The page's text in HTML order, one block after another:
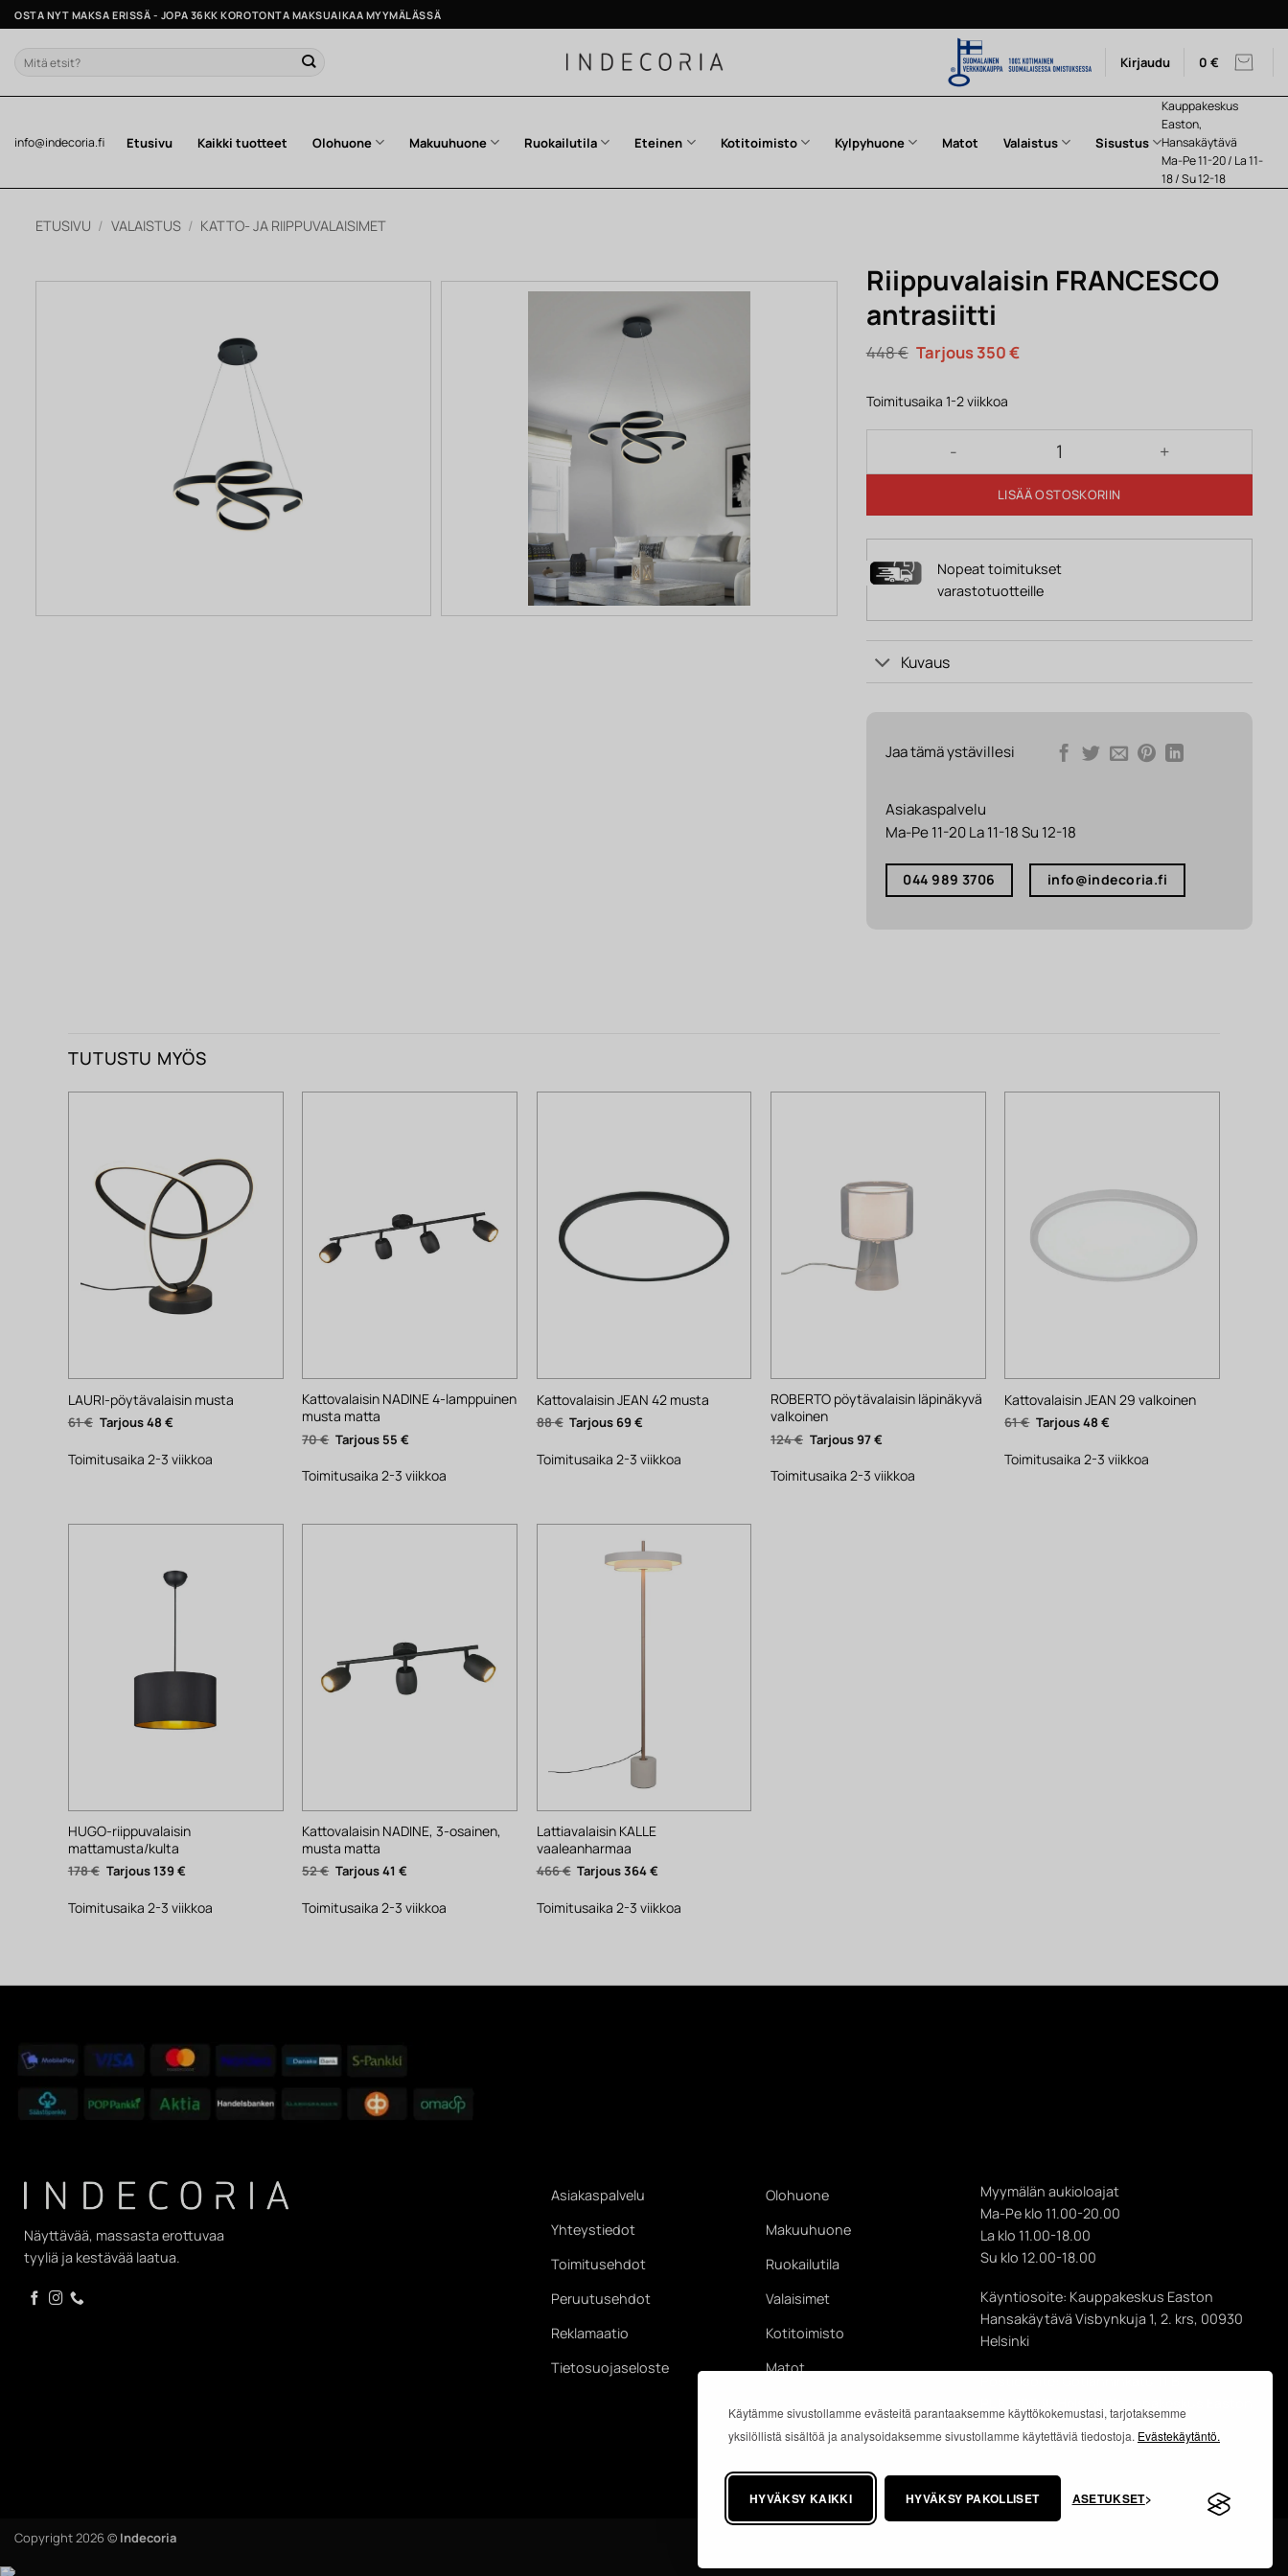
Käytämme sivustollamme evästeitä parantaaksemme käyttökokemustasi, tarjotaksemme
yksilöllistä sisältöä ja analysoidaksemme sivustollamme käytettäviä tiedostoja. Evästekäytäntö.
HYVÄKSY KAIKKI HYVÄKSY PAKOLLISET ASETUKSET
Skip
to
content
OSTA NYT MAKSA ERISSÄ - JOPA 36KK KOROTONTA MAKSUAIKAA MYYMÄLÄSSÄ
Etsi: Kirjaudu 0 €
info@indecoria.fi Etusivu Kaikki tuotteet Olohuone Makuuhuone Ruokailutila Eteinen Kotitoimisto Kylpyhuone Matot Valaistus Sisustus
Kauppakeskus
Easton,
Hansakäytävä
Ma-Pe 11-20 / La 11-
18 / Su 12-18
ETUSIVU / VALAISTUS / KATTO- JA RIIPPUVALAISIMET
Riippuvalaisin FRANCESCO
antrasiitti
448€ Alkuperäinen
hinta
448 €.
350€Nykyinen
Toimitusaika 1-2 viikkoa
Riippuvalaisin FRANCESCO antrasiitti määrä
LISÄÄ OSTOSKORIIN
Nopeat toimitukset
varastotuotteille
Kuvaus
Jaa tämä ystävillesi
Asiakaspalvelu
Ma-Pe 11-20 La 11-18 Su 12-18
044 989 3706 info@indecoria.fi
TUTUSTU MYÖS
LAURI-pöytävalaisin musta
61€ Alkuperäinen
hinta
61 €.
48 €Nykyinen
hinta
48 €.
Toimitusaika 2-3 viikkoa
Kattovalaisin NADINE 4-lamppuinen
musta matta
70€ Alkuperäinen
hinta
70 €.
55€
55 €.
Toimitusaika 2-3 viikkoa
Kattovalaisin JEAN 42 musta
88€ Alkuperäinen
hinta
88 €.
69€
69 €.
Toimitusaika 2-3 viikkoa
ROBERTO pöytävalaisin läpinäkyvä
valkoinen
124€ Alkuperäinen
hinta
124 €.
97€Nykyinen
hinta
97 €.
Toimitusaika 2-3 viikkoa
Kattovalaisin JEAN 29 valkoinen
61€ Alkuperäinen
hinta
61 €.
48€
48 €.
Toimitusaika 2-3 viikkoa
HUGO-riippuvalaisin
mattamusta/kulta
178€ Alkuperäinen
hinta
178 €.
139€Nykyinen
139 €.
Toimitusaika 2-3 viikkoa
Kattovalaisin NADINE, 3-osainen,
musta matta
52€ Alkuperäinen
hinta
52 €.
41€
41 €.
Toimitusaika 2-3 viikkoa
Lattiavalaisin KALLE
vaaleanharmaa
466€ Alkuperäinen
hinta
466 €.
364€
364 €.
Toimitusaika 2-3 viikkoa
Näyttävää, massasta erottuvaa
tyyliä ja kestävää laatua.
Asiakaspalvelu
Yhteystiedot
Toimitusehdot
Peruutusehdot
Reklamaatio
Tietosuojaseloste
Olohuone
Makuuhuone
Ruokailutila
Valaisimet
Kotitoimisto
Matot
Myymälän aukioloajat
Ma-Pe klo 11.00-20.00
La klo 11.00-18.00
Su klo 12.00-18.00
Käyntiosoite: Kauppakeskus Easton
Hansakäytävä Visbynkuja 1, 2. krs, 00930
Helsinki
Copyright 2026 © Indecoria